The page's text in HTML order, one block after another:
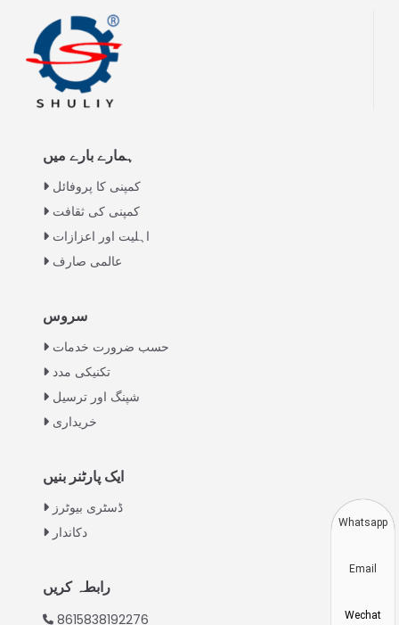
ہمارے بارے میں
کمپنی کا پروفائل
کمپنی کی ثقافت
اہلیت اور اعزازات
عالمی صارف
سروس
حسب ضرورت خدمات
تکنیکی مدد
شپنگ اور ترسیل
خریداری
ایک پارٹنر بنیں
ڈسٹری بیوٹرز
دکاندار
رابطہ کریں
8615838192276
Japanese
Vietnamese
Indonesian
Turkish
Swahili
Whatsapp
Email
Wechat